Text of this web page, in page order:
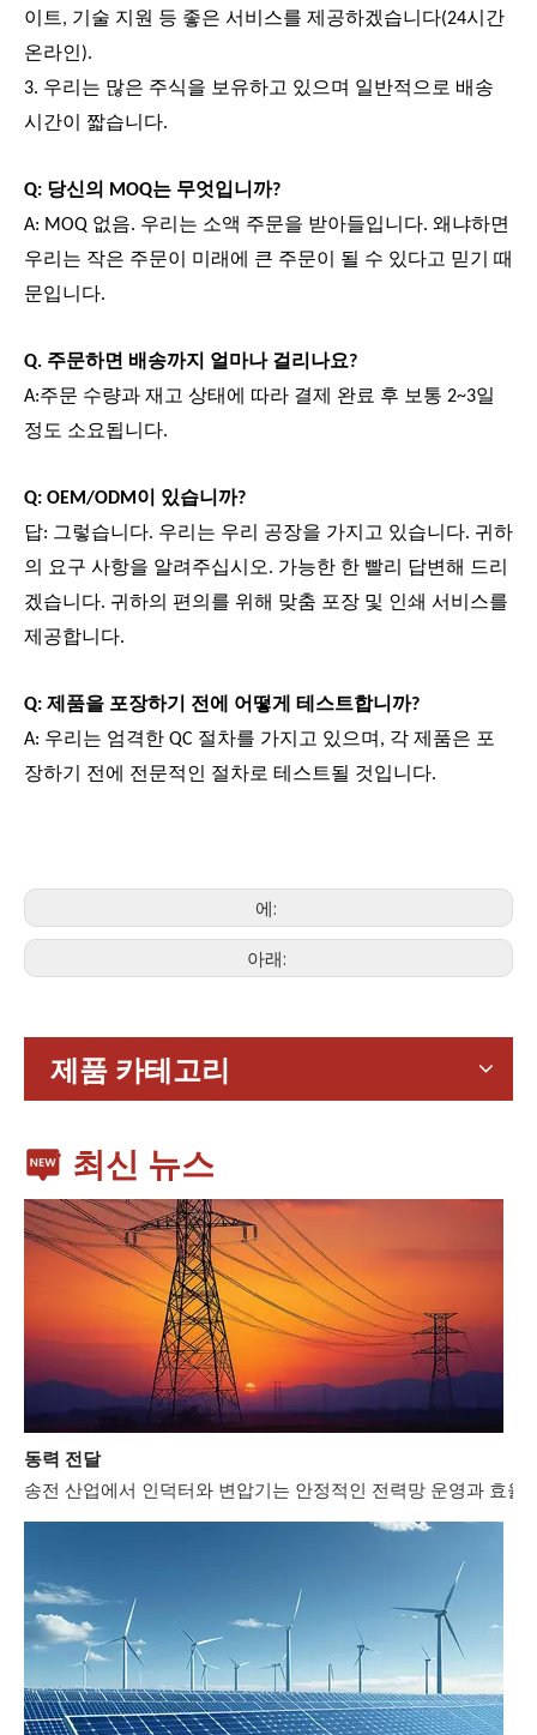
이트, 기술 지원 등 좋은 서비스를 제공하겠습니다(24시간
온라인).
3. 우리는 많은 주식을 보유하고 있으며 일반적으로 배송
시간이 짧습니다.
Q: 당신의 MOQ는 무엇입니까?
A: MOQ 없음. 우리는 소액 주문을 받아들입니다. 왜냐하면
우리는 작은 주문이 미래에 큰 주문이 될 수 있다고 믿기 때
문입니다.
Q. 주문하면 배송까지 얼마나 걸리나요?
A:주문 수량과 재고 상태에 따라 결제 완료 후 보통 2~3일
정도 소요됩니다.
Q: OEM/ODM이 있습니까?
답: 그렇습니다. 우리는 우리 공장을 가지고 있습니다. 귀하
의 요구 사항을 알려주십시오. 가능한 한 빨리 답변해 드리
겠습니다. 귀하의 편의를 위해 맞춤 포장 및 인쇄 서비스를
제공합니다.
Q: 제품을 포장하기 전에 어떻게 테스트합니까?
A: 우리는 엄격한 QC 절차를 가지고 있으며, 각 제품은 포
장하기 전에 전문적인 절차로 테스트될 것입니다.
에:
아래:
제품 카테고리
최신 뉴스
가전제품
동력 전달
송전 산업에서 인덕터와 변압기는 안정적인 전력망 운영과 효